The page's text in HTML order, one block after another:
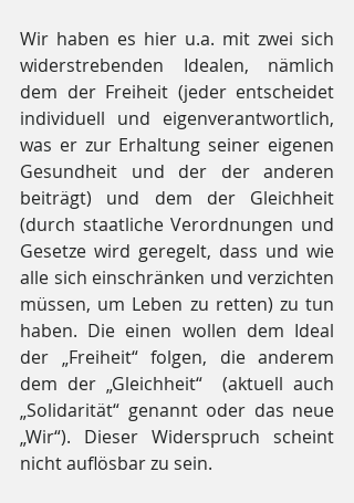
Wir haben es hier u.a. mit zwei sich
widerstrebenden Idealen, nämlich
dem der Freiheit (jeder entscheidet
individuell und eigenverantwortlich,
was er zur Erhaltung seiner eigenen
Gesundheit und der der anderen
beiträgt) und dem der Gleichheit
(durch staatliche Verordnungen und
Gesetze wird geregelt, dass und wie
alle sich einschränken und verzichten
müssen, um Leben zu retten) zu tun
haben. Die einen wollen dem Ideal
der „Freiheit“ folgen, die anderem
dem der „Gleichheit“  (aktuell auch
„Solidarität“ genannt oder das neue
„Wir“). Dieser Widerspruch scheint
nicht auflösbar zu sein.